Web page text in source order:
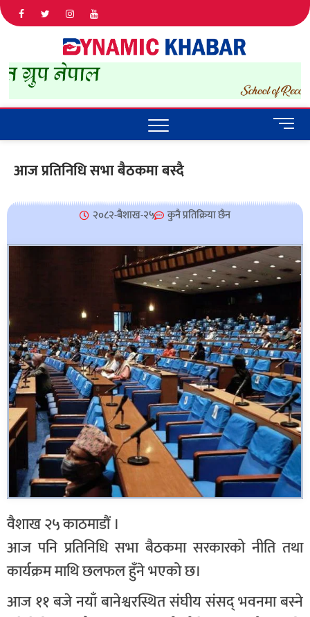
IN NEPAL
M
e
u
o
n
आज प्रतिनिधि सभा बैठकमा बस्दै
२०८२-बैशाख-२५ कुनै प्रतिक्रिया छैन
वैशाख २५ काठमाडौं ।
आज पनि प्रतिनिधि सभा बैठकमा सरकारको नीति तथा
कार्यक्रम माथि छलफल हुँने भएको छ।
आज ११ बजे नयाँ बानेश्वरस्थित संघीय संसद् भवनमा बस्ने